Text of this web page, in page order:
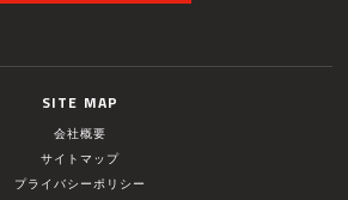
SITE MAP
会社概要
サイトマップ
プライバシーポリシー